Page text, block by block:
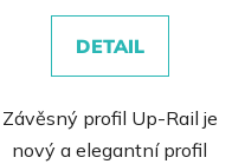
z
DETAIL
Závěsný profil Up-Rail je
nový a elegantní profil